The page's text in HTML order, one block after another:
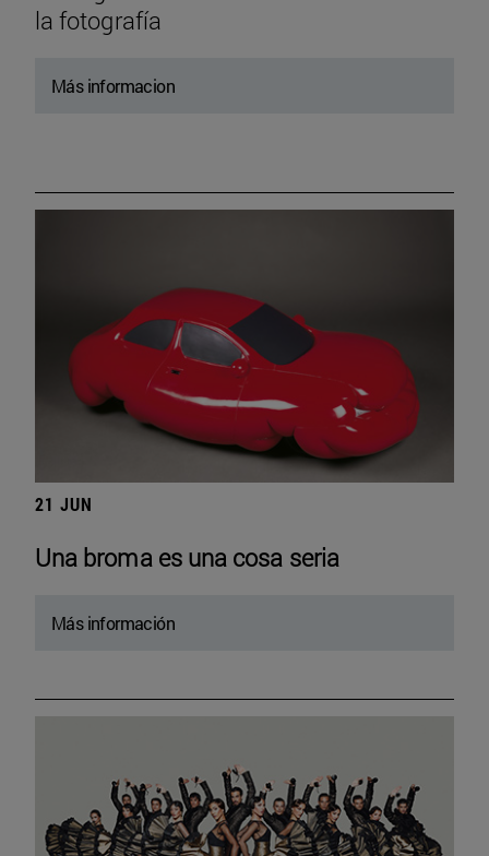
la fotografía
Más informacion
21 JUN
Una broma es una cosa seria
Más información